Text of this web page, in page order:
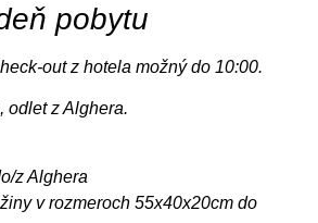
pobytu
out z hotela možný do 10:00.
odlet z Alghera.
z Alghera
v rozmeroch 55x40x20cm do